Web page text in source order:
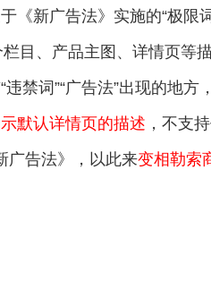
《新广告法》实施的“极限
目、产品主图、详情页等
禁词”“广告法”出现的地方
默认详情页的描述 ，不支
广告法》，以此来变相勒索